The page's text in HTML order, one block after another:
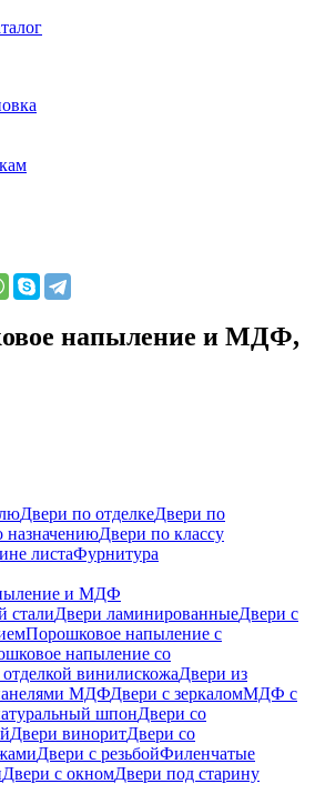
напыление и МДФ,
Двери по отделкеДвери по
назначениюДвери по классу
листаФурнитура
и МДФ
сталиДвери ламинированныеДвери с
Порошковое напыление с
напыление со
винилискожаДвери из
МДФДвери с зеркаломМДФ с
шпонДвери со
Двери виноритДвери со
Двери с резьбойФиленчатые
Двери с окномДвери под старину